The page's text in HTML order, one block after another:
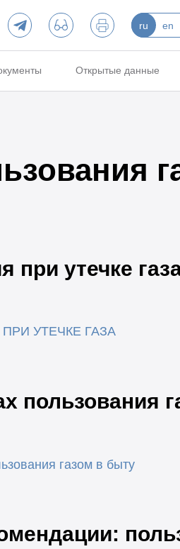
ru en
Открытые данные
при утечке
УТЕЧКЕ ГАЗА
пользования
газом в быту